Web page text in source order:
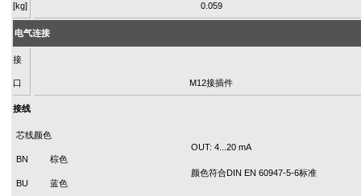
[kg] 0.059
电气连接
接
口 M12接插件
接线
芯线颜色
BN 棕色
BU 蓝色
OUT: 4...20 mA
颜色符合DIN EN 60947-5-6标准